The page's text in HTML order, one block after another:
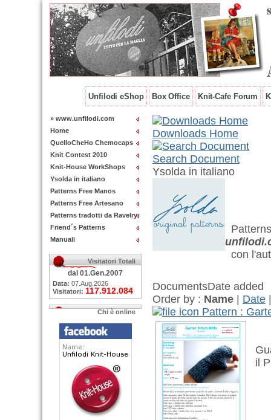
Unfilodi eShop Box Office Knit-Cafe Forum
» www.unfilodi.com
Home
QuelloCheHo Chemocaps
Knit Contest 2010
Knit-House WorkShops
Ysolda in italiano
Patterns Free Manos
Patterns Free Artesano
Patterns tradotti da Ravelry
Friend´s Patterns
Manuali
Visitatori Totali
dal 01.Gen.2007
Data: 07.Aug.2026
Visitatori: 117.912.084
Chi è online
Downloads Home
Search Document
Ysolda in italiano
con
DocumentsDate added
Order by : Name Date
Pattern :
il